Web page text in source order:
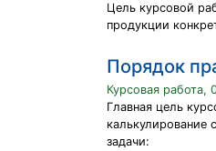
Цель курсовой
продукции
Порядок
Курсовая работа,
Главная цель
задачи: